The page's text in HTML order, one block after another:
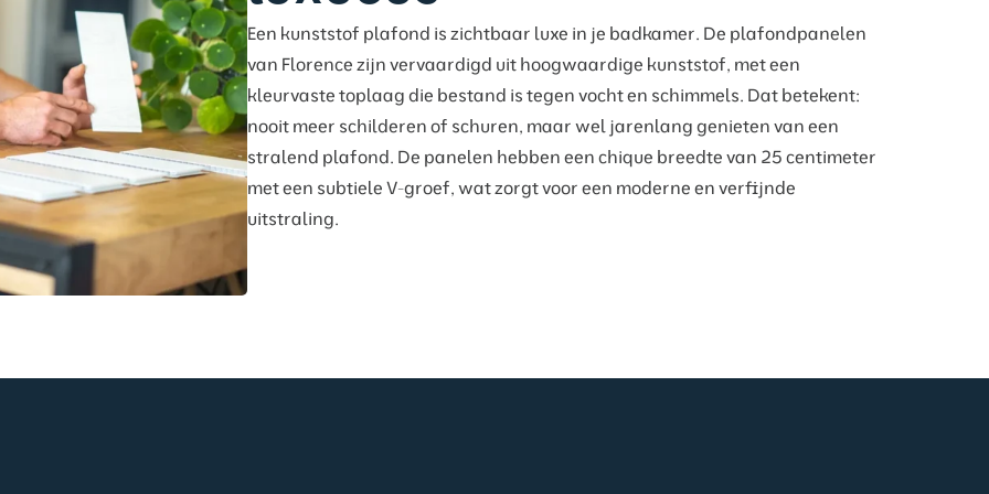
Een kunststof plafond is zichtbaar luxe in je badkamer. De plafondpanelen
van Florence zijn vervaardigd uit hoogwaardige kunststof, met een
kleurvaste toplaag die bestand is tegen vocht en schimmels. Dat betekent:
nooit meer schilderen of schuren, maar wel jarenlang genieten van een
stralend plafond. De panelen hebben een chique breedte van 25 centimeter
met een subtiele V-groef, wat zorgt voor een moderne en verfijnde
uitstraling.